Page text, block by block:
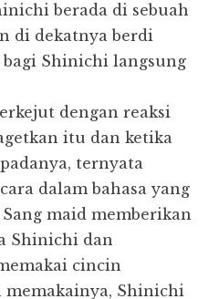
berada di sebuah
di dekatnya berdi
bagi Shinichi langsung
dengan reaksi
itu dan ketika
ternyata
dalam bahasa yang
maid memberikan
Shinichi dan
cincin
memakainya, Shinichi